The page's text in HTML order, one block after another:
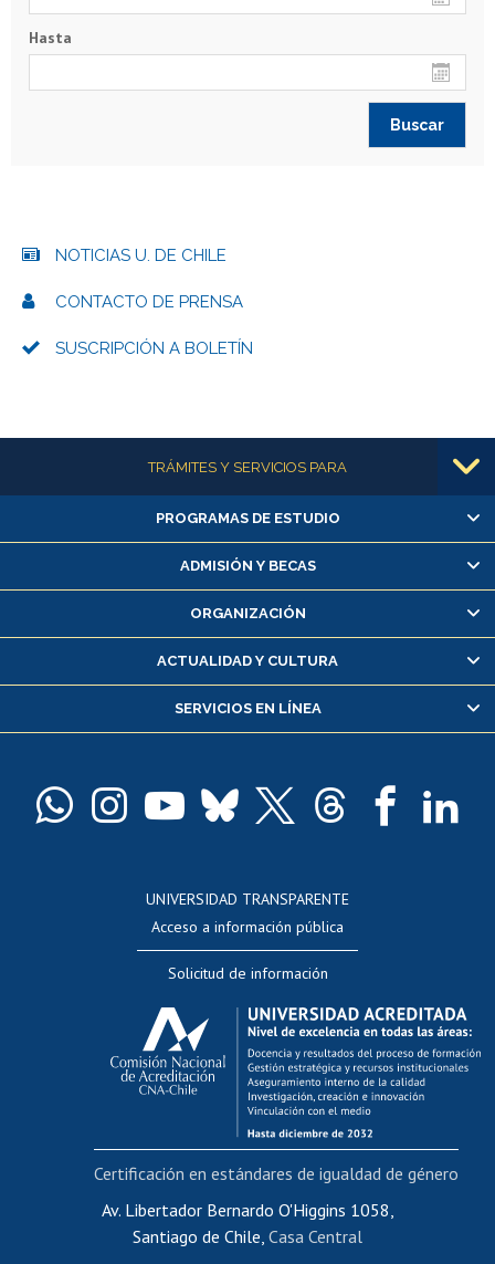
Hasta
NOTICIAS U. DE CHILE
CONTACTO DE PRENSA
SUSCRIPCIÓN A BOLETÍN
Más informaciónTRÁMITES Y SERVICIOS PARA
Alumnas/os y exalumnas/os
Matrícula en línea
Inscripción y cambio de asignaturas
Consulta y certificado de notas
Servicio médico y dental
Pago de arancel y crédito alumnos
Docentes
Perfeccionamiento
Editar Portafolio Académico
Evaluación docente
Calificación académica
Postulación al AUCAI
Funcionarias/os
Cursos internos de capacitación
Bienestar del personal
Portal de movilidad interna
Certificado de renta
Certificado de renta honorarios
PROGRAMAS DE ESTUDIO
ADMISIÓN Y BECAS
ORGANIZACIÓN
ACTUALIDAD Y CULTURA
SERVICIOS EN LÍNEA
UNIVERSIDAD TRANSPARENTE
Acceso a información pública
Solicitud de información
Av. Libertador Bernardo O'Higgins 1058,
Santiago de Chile, Casa Central
Certificación en estándares de igualdad de género